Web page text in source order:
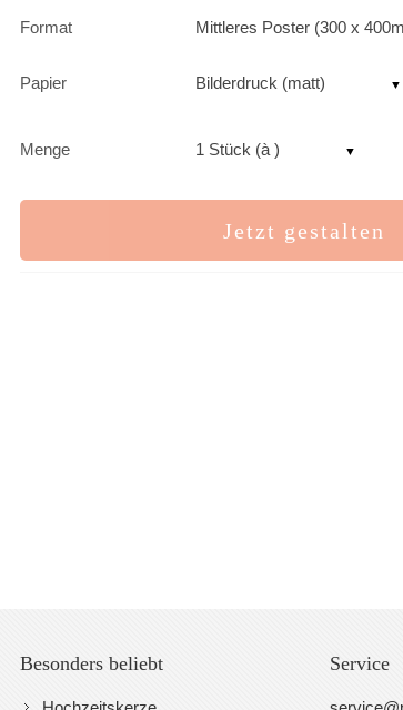
Menge 1 Stück (à )
Format Mittleres Poster (300 x
Papier Bilderdruck (matt)
Jetzt gestalten
Besonders beliebt Service